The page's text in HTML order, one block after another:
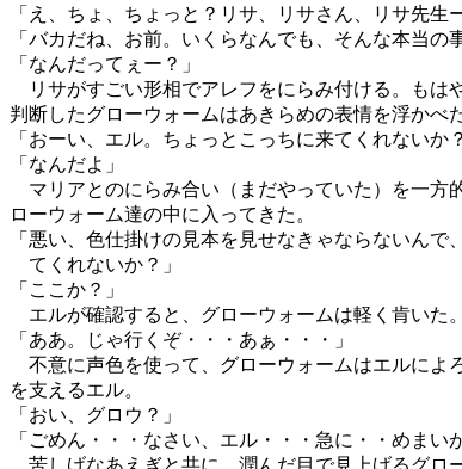
「え、ちょ、ちょっと？リサ、リサさん、リサ先生ー
「バカだね、お前。いくらなんでも、そんな本当の
「なんだってぇー？」
リサがすごい形相でアレフをにらみ付ける。もは
判断したグローウォームはあきらめの表情を浮かべた
「おーい、エル。ちょっとこっちに来てくれないか？
「なんだよ」
マリアとのにらみ合い（まだやっていた）を一方
ローウォーム達の中に入ってきた。
「悪い、色仕掛けの見本を見せなきゃならないんで
てくれないか？」
「ここか？」
エルが確認すると、グローウォームは軽く肯いた。
「ああ。じゃ行くぞ・・・あぁ・・・」
不意に声色を使って、グローウォームはエルによ
を支えるエル。
「おい、グロウ？」
「ごめん・・・なさい、エル・・・急に・・めまい
苦しげなあえぎと共に、潤んだ目で見上げるグロ